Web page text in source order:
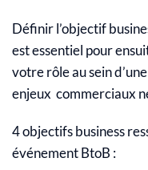
Définir l’objectif
est essentiel pour
votre rôle au sein
enjeux commerciaux
4 objectifs business
événement BtoB :